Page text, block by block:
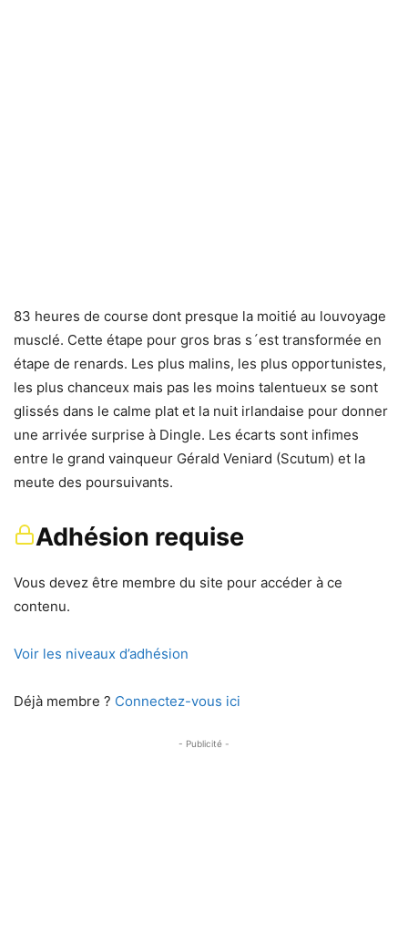
83 heures de course dont presque la moitié au louvoyage
musclé. Cette étape pour gros bras s´est transformée en
étape de renards. Les plus malins, les plus opportunistes,
les plus chanceux mais pas les moins talentueux se sont
glissés dans le calme plat et la nuit irlandaise pour donner
une arrivée surprise à Dingle. Les écarts sont infimes
entre le grand vainqueur Gérald Veniard (Scutum) et la
meute des poursuivants.
Adhésion requise
Vous devez être membre du site pour accéder à ce
contenu.
Voir les niveaux d’adhésion
Déjà membre ? Connectez-vous ici
- Publicité -